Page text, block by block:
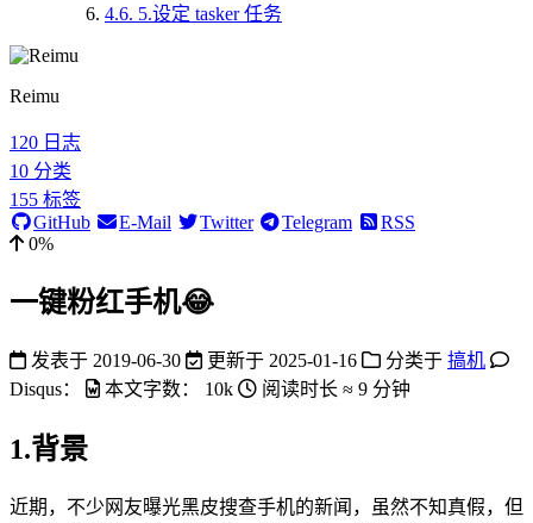
4.6. 5.设定 tasker 任务
Reimu
120 日志
10 分类
155 标签
GitHub
E-Mail Twitter Telegram
RSS
0%
一键粉红手机😂
发表于 2019-06-30 更新于 2025-01-16 分类于 搞机
Disqus：
本文字数： 10k 阅读时长 ≈ 9 分钟
1.背景
近期，不少网友曝光黑皮搜查手机的新闻，虽然不知真假，但